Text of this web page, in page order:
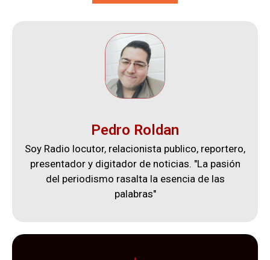
Pedro Roldan
Soy Radio locutor, relacionista publico, reportero,
presentador y digitador de noticias. "La pasión
del periodismo rasalta la esencia de las
palabras"